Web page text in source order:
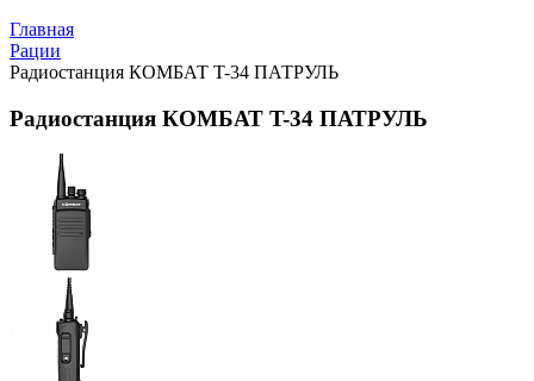
Главная
Рации
Радиостанция КОМБАТ T-34 ПАТРУЛЬ
Радиостанция КОМБАТ T-34 ПАТРУЛЬ